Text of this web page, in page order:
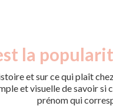
la
et sur ce qui plaît
et visuelle de savoir
prénom qui